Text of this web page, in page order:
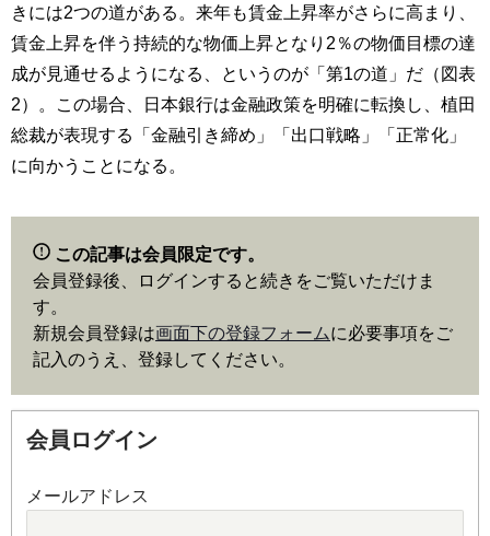
きには2つの道がある。来年も賃金上昇率がさらに高まり、
賃金上昇を伴う持続的な物価上昇となり2％の物価目標の達
成が見通せるようになる、というのが「第1の道」だ（図表
2）。この場合、日本銀行は金融政策を明確に転換し、植田
総裁が表現する「金融引き締め」「出口戦略」「正常化」
に向かうことになる。
この記事は会員限定です。
会員登録後、ログインすると続きをご覧いただけま
す。
新規会員登録は画面下の登録フォームに必要事項をご
記入のうえ、登録してください。
会員ログイン
メールアドレス